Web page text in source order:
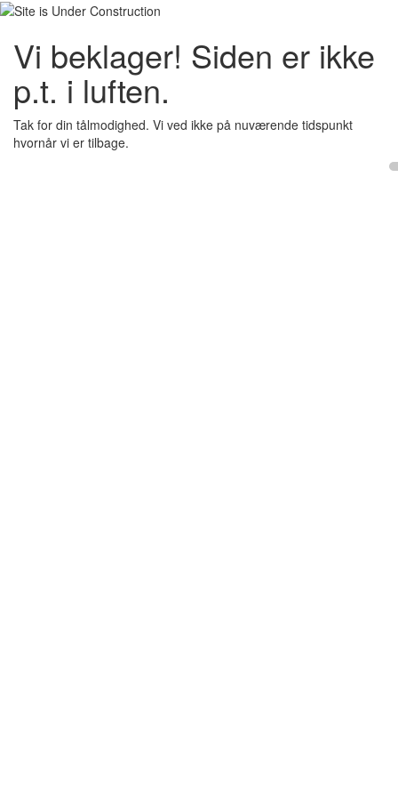
Vi beklager! Siden er ikke
p.t. i luften.
Tak for din tålmodighed. Vi ved ikke på nuværende tidspunkt
hvornår vi er tilbage.